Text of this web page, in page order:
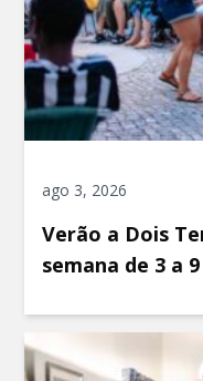
ago 3, 2026
Verão a Dois
semana de 3 a